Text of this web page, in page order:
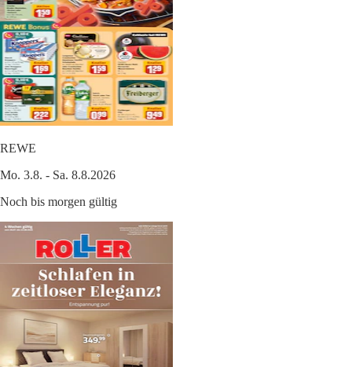
REWE
Mo. 3.8. - Sa. 8.8.2026
Noch bis morgen gültig